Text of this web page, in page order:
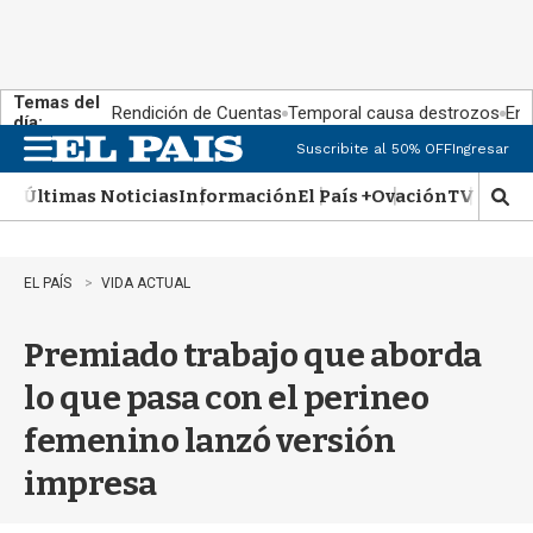
Temas del
día:
Rendición de Cuentas Temporal causa destrozos En
n
u
Suscribite al 50% OFFIngresar
Últimas NoticiasInformaciónEl País +OvaciónTV Show
M
o
EL PAÍS VIDA ACTUAL
Premiado trabajo que aborda
lo que pasa con el perineo
femenino lanzó versión
impresa